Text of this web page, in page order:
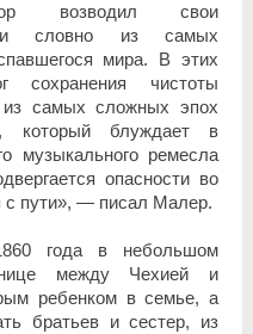
возводил свои
словно из самых
мира. В этих
сохранения чистоты
из самых сложных эпох
который блуждает в
музыкального ремесла
опасности во
с пути», — писал Малер.
года в небольшом
между Чехией и
ребенком в семье, а
братьев и сестер, из